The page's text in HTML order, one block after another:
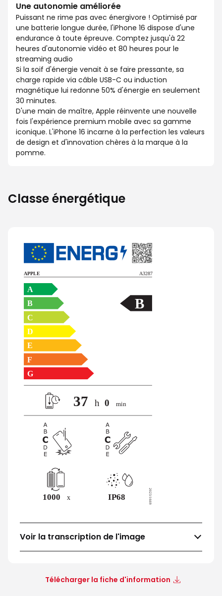
Une autonomie améliorée
Puissant ne rime pas avec énergivore ! Optimisé par
une batterie longue durée, l'iPhone 16 dispose d'une
endurance à toute épreuve. Comptez jusqu'à 22
heures d'autonomie vidéo et 80 heures pour le
streaming audio
Si la soif d'énergie venait à se faire pressante, sa
charge rapide via câble USB-C ou induction
magnétique lui redonne 50% d'énergie en seulement
30 minutes.
D'une main de maître, Apple réinvente une nouvelle
fois l'expérience premium mobile avec sa gamme
iconique. L'iPhone 16 incarne à la perfection les valeurs
de design et d'innovation chères à la marque à la
pomme.
Classe énergétique
Voir la transcription de l'image
Télécharger la fiche d'information